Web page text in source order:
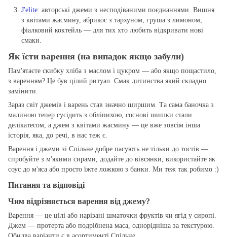
J'elite: авторські джеми з несподіваними поєднаннями. Вишня
з квітами жасмину, абрикос з тархуном, груша з лимоном,
фіалковий коктейль — для тих хто любить відкривати нові
смаки.
Як їсти варення (на випадок якщо забули)
Пам'ятаєте скибку хліба з маслом і цукром — або якщо пощастило,
з варенням? Це був цілий ритуал. Смак дитинства який складно
замінити.
Зараз світ джемів і варень став значно ширшим. Та сама баночка з
малиною тепер сусідить з обліпихою, соснові шишки стали
делікатесом, а джем з квітами жасмину — це вже зовсім інша
історія, яка, до речі, в нас теж є.
Варення і джеми зі Спільне добре пасують не тільки до тостів —
спробуйте з м'якими сирами, додайте до вівсянки, використайте як
соус до м'яса або просто їжте ложкою з банки. Ми теж так робимо :)
Питання та відповіді
Чим відрізняється варення від джему?
Варення — це цілі або нарізані шматочки фруктів чи ягід у сиропі.
Джем — протерта або подрібнена маса, однорідніша за текстурою.